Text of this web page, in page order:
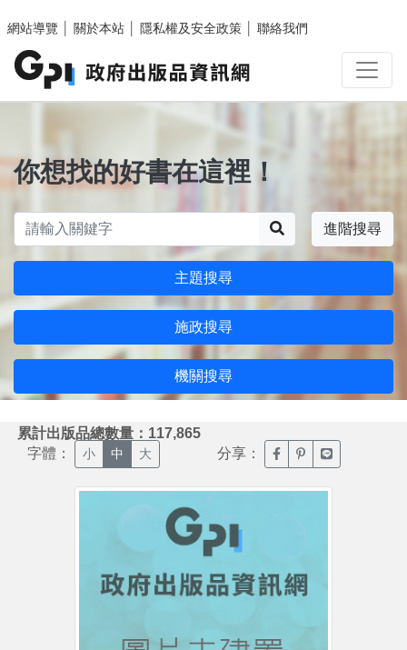
網站導覽
關於本站 隱私權及安全政策 聯絡我們
你想找的好書在這裡！
進階搜尋
主題搜尋
施政搜尋
機關搜尋
累計出版品總數量：117,865
字體： 小 中 大 分享： 臉書分享(另開新視窗)
噗浪分享(另開新
Line分享(另